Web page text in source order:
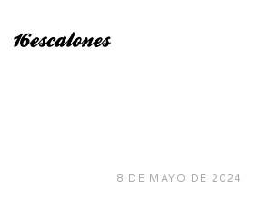
8 DE MAYO DE 2024